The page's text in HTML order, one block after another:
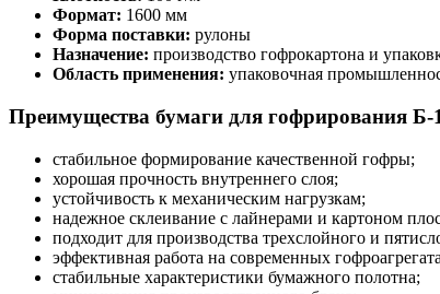
Формат: 1600 мм
Форма поставки: рулоны
Назначение: производство гофрокартона и
Область применения: упаковочная
Преимущества бумаги для гофрирования Б-1
стабильное формирование качественной гофры;
хорошая прочность внутреннего слоя;
устойчивость к механическим нагрузкам;
надежное склеивание с лайнерами и картоном
подходит для производства трехслойного и
эффективная работа на современных
стабильные характеристики бумажного полотна;